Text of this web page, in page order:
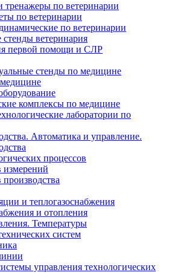
тренажеры по ветеринарии
по ветеринарии
по ветеринарии
ветеринария
первой помощи и СЛР
стенды по медицине
комплексы по медицине
лаборатории по
Автоматика и управление.
процессов
измерений
и теплогазоснабжения
и отопления
Температуры
систем
управления технологических